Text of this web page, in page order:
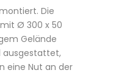
Die
Ø 300 x 50
Gelände
ausgestattet,
eine Nut an der